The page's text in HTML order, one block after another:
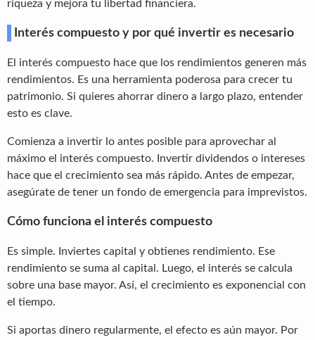
riqueza y mejora tu libertad financiera.
Interés compuesto y por qué invertir es necesario
El interés compuesto hace que los rendimientos generen más
rendimientos. Es una herramienta poderosa para crecer tu
patrimonio. Si quieres ahorrar dinero a largo plazo, entender
esto es clave.
Comienza a invertir lo antes posible para aprovechar al
máximo el interés compuesto. Invertir dividendos o intereses
hace que el crecimiento sea más rápido. Antes de empezar,
asegúrate de tener un fondo de emergencia para imprevistos.
Cómo funciona el interés compuesto
Es simple. Inviertes capital y obtienes rendimiento. Ese
rendimiento se suma al capital. Luego, el interés se calcula
sobre una base mayor. Así, el crecimiento es exponencial con
el tiempo.
Si aportas dinero regularmente, el efecto es aún mayor. Por